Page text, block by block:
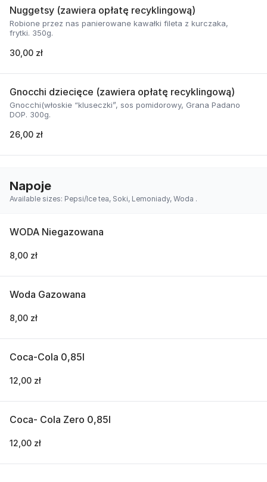
Nuggetsy (zawiera opłatę recyklingową)
Robione przez nas panierowane kawałki fileta z kurczaka,
frytki. 350g.
30,00 zł
Gnocchi dziecięce (zawiera opłatę recyklingową)
Gnocchi(włoskie “kluseczki”, sos pomidorowy, Grana Padano
DOP. 300g.
26,00 zł
Napoje
Available sizes: Pepsi/Ice tea, Soki, Lemoniady, Woda .
WODA Niegazowana
8,00 zł
Woda Gazowana
8,00 zł
Coca-Cola 0,85l
12,00 zł
Coca- Cola Zero 0,85l
12,00 zł